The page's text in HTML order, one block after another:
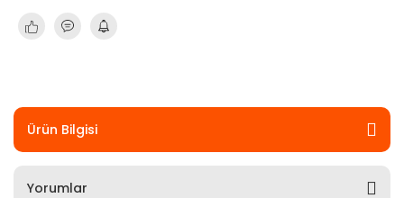
Ürün Bilgisi
Yorumlar